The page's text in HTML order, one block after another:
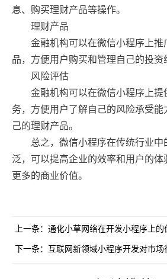
息、购买理财产品等操作。
理财产品
金融机构可以在微信小程序上推
品，方便用户购买和管理自己的投资
风险评估
金融机构可以在微信小程序上提
务，方便用户了解自己的风险承受能
己的理财产品。
总之，微信小程序在传统行业中
泛，可以提高企业的效率和用户的体
更多的商业价值。
上一条： 通化小草网络在开发小程序上的
下一条： 互联网新领域小程序开发对市场